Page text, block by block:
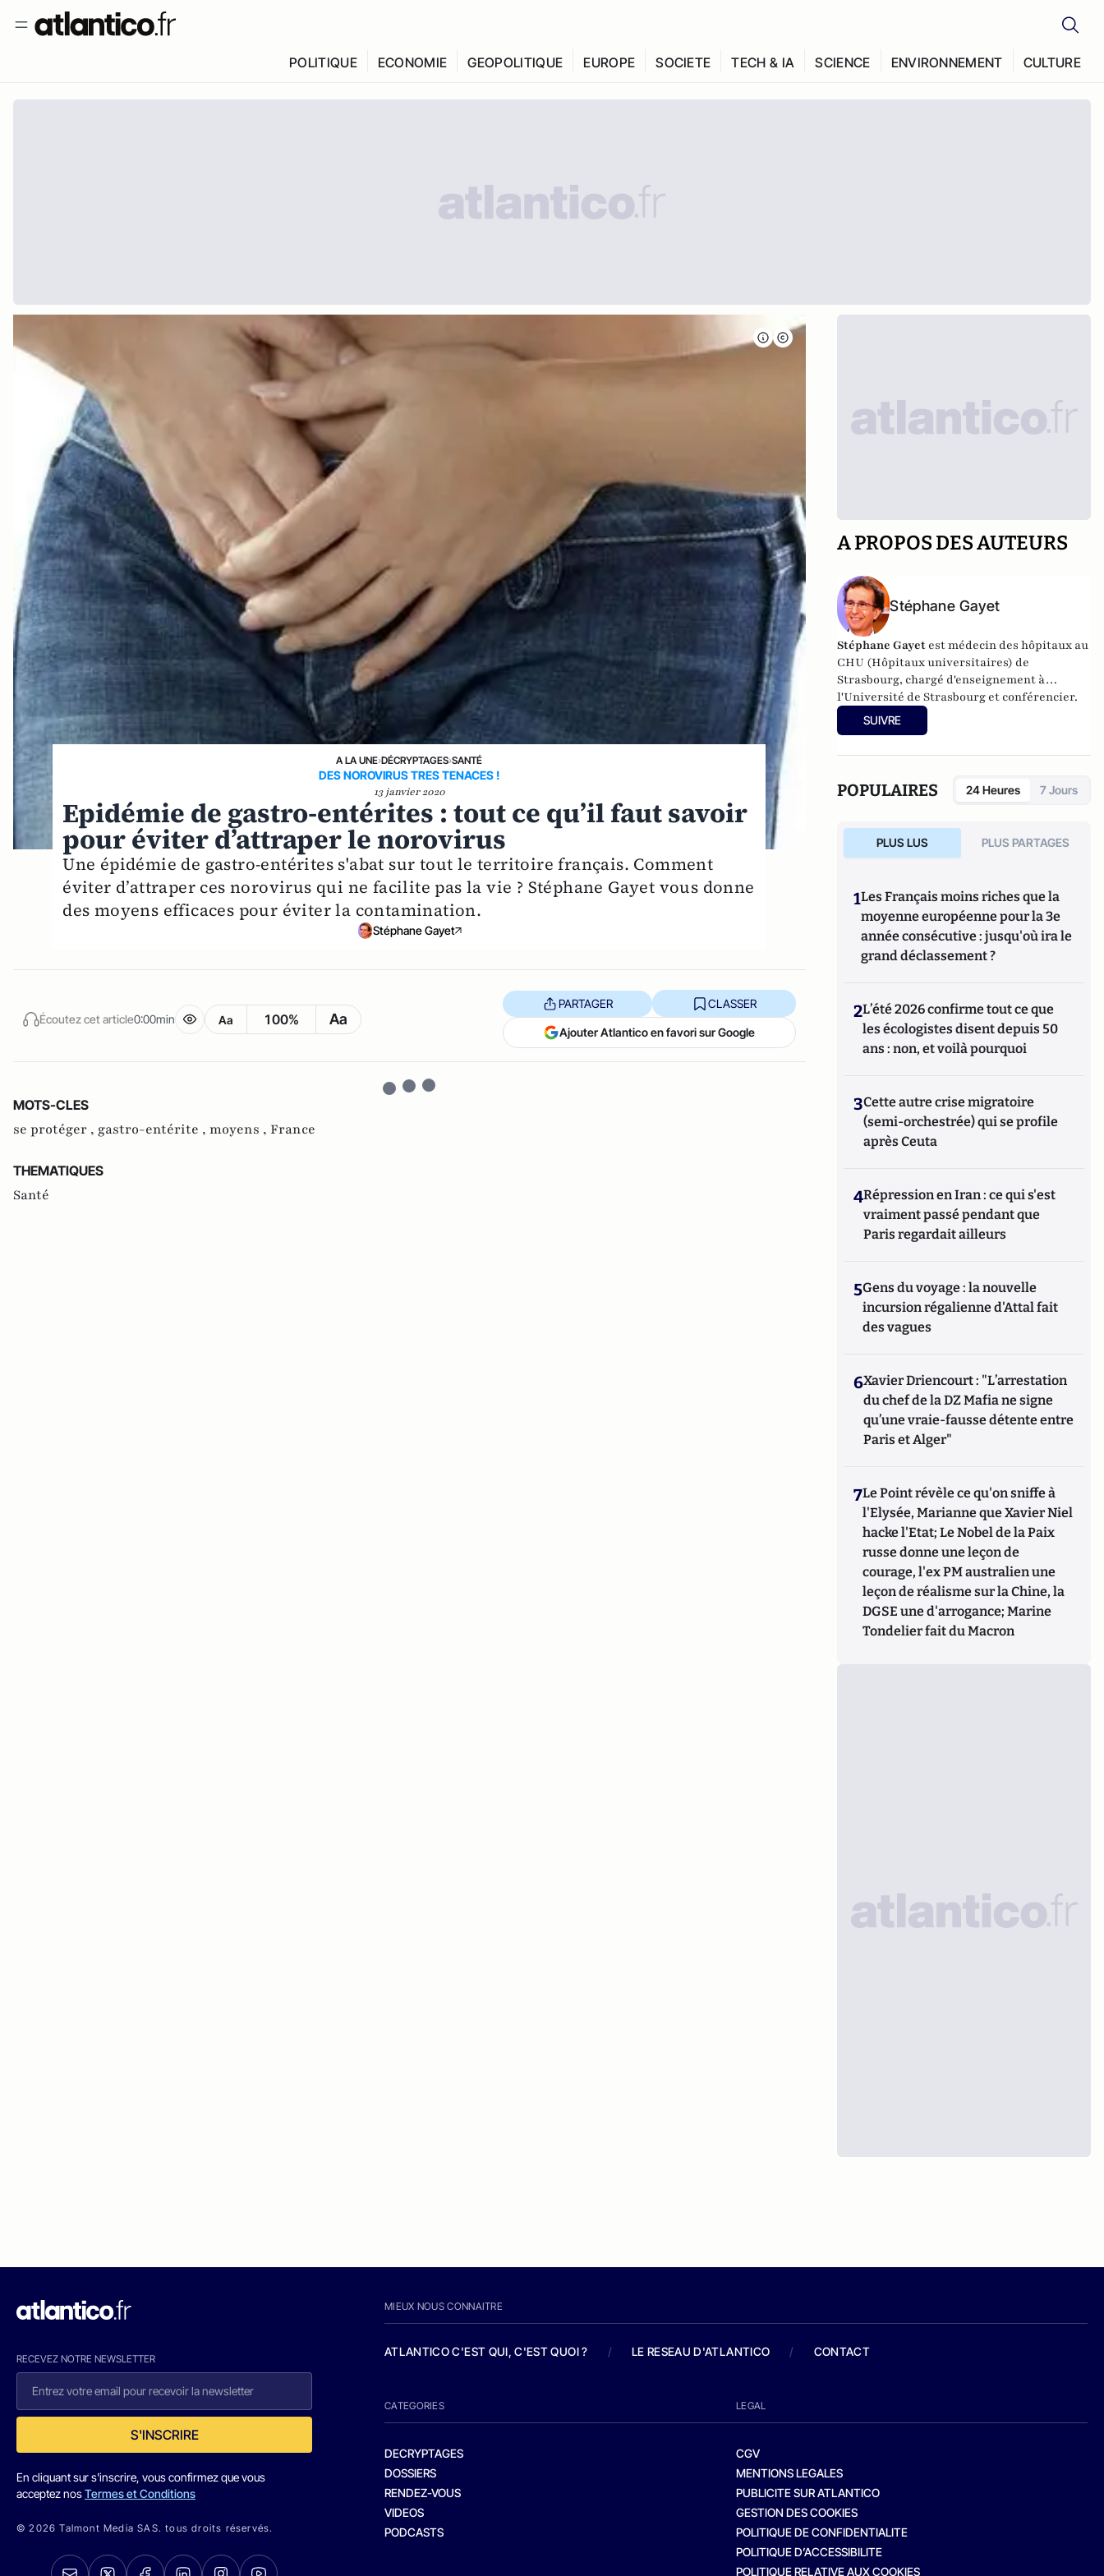
POLITIQUE ECONOMIE GEOPOLITIQUE EUROPE SOCIETE TECH & IA SCIENCE ENVIRONNEMENT CULTURE
A LA UNE›DÉCRYPTAGES›SANTÉ
DES NOROVIRUS TRES TENACES !
13 janvier 2020
Epidémie de gastro-entérites : tout ce qu’il faut savoir
pour éviter d’attraper le norovirus
Une épidémie de gastro-entérites s'abat sur tout le territoire français. Comment
éviter d’attraper ces norovirus qui ne facilite pas la vie ? Stéphane Gayet vous donne
des moyens efficaces pour éviter la contamination.
Stéphane Gayet
Écoutez cet article0:00min Aa 100% Aa
PARTAGER CLASSER
Ajouter Atlantico en favori sur Google
MOTS-CLES
se protéger , gastro-entérite , moyens , France
THEMATIQUES
Santé
A PROPOS DES AUTEURS
Stéphane Gayet
Stéphane Gayet est médecin des hôpitaux au
CHU (Hôpitaux universitaires) de
Strasbourg, chargé d'enseignement à
l'Université de Strasbourg et conférencier.
SUIVRE
POPULAIRES 24 Heures 7 Jours
PLUS LUS PLUS PARTAGES
1Les Français moins riches que la
moyenne européenne pour la 3e
année consécutive : jusqu'où ira le
grand déclassement ?
2L’été 2026 confirme tout ce que
les écologistes disent depuis 50
ans : non, et voilà pourquoi
3Cette autre crise migratoire
(semi-orchestrée) qui se profile
après Ceuta
4Répression en Iran : ce qui s'est
vraiment passé pendant que
Paris regardait ailleurs
5Gens du voyage : la nouvelle
incursion régalienne d'Attal fait
des vagues
6Xavier Driencourt : "L’arrestation
du chef de la DZ Mafia ne signe
qu’une vraie-fausse détente entre
Paris et Alger"
7Le Point révèle ce qu'on sniffe à
l'Elysée, Marianne que Xavier Niel
hacke l'Etat; Le Nobel de la Paix
russe donne une leçon de
courage, l'ex PM australien une
leçon de réalisme sur la Chine, la
DGSE une d'arrogance; Marine
Tondelier fait du Macron
RECEVEZ NOTRE NEWSLETTER
S'INSCRIRE
En cliquant sur s'inscrire, vous confirmez que vous
acceptez nosTermes et Conditions
© 2026 Talmont Media SAS. tous droits réservés.
MIEUX NOUS CONNAITRE
ATLANTICO C'EST QUI, C'EST QUOI ? / LE RESEAU D'ATLANTICO / CONTACT
CATEGORIES
DECRYPTAGES
DOSSIERS
RENDEZ-VOUS
VIDEOS
PODCASTS
LEGAL
CGV
MENTIONS LEGALES
PUBLICITE SUR ATLANTICO
GESTION DES COOKIES
POLITIQUE DE CONFIDENTIALITE
POLITIQUE D’ACCESSIBILITE
POLITIQUE RELATIVE AUX COOKIES